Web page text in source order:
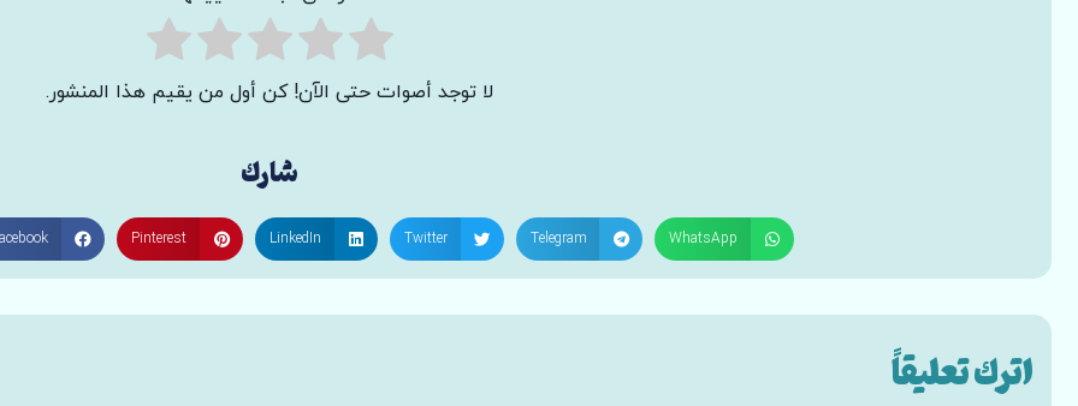
لا توجد أصوات حتى الآن! كن أول من يقيم هذا المنشور.
شارك
WhatsApp
Telegram
Twitter
LinkedIn
Pinterest
اترك تعليقاً